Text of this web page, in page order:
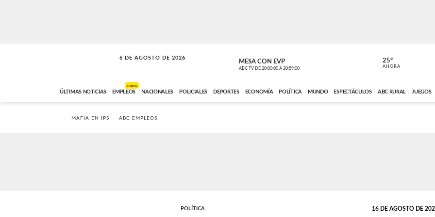
6 DE AGOSTO DE 2026
SOLO MÚSICA MESA CON EVP
ABC TV DE 20:00:00 A 20:59:00 ABC CARDINAL
25º
AHORA
ÚLTIMAS NOTICIAS EMPLEOS
NUEVO
NACIONALES POLICIALES DEPORTES ECONOMÍA POLÍTICA MUNDO ESPECTÁCULOS ABC RURAL JUEGOS
MAFIA EN IPS ABC EMPLEOS
POLÍTICA 16 DE AGOSTO DE